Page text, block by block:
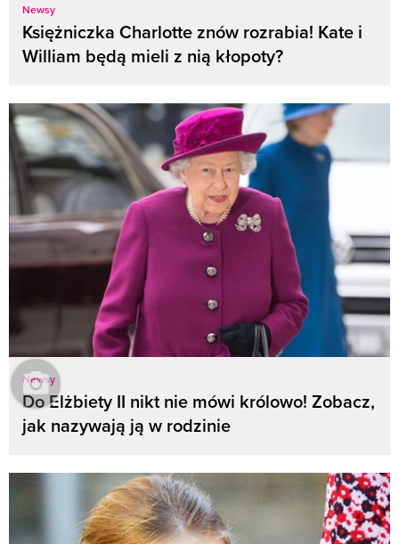
Newsy
Księżniczka Charlotte znów rozrabia! Kate i
William będą mieli z nią kłopoty?
Newsy
Do Elżbiety II nikt nie mówi królowo! Zobacz,
jak nazywają ją w rodzinie